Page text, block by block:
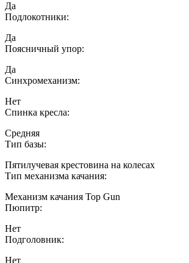
Да
Подлокотники:
Да
Поясничный упор:
Да
Синхромеханизм:
Нет
Спинка кресла:
Средняя
Тип базы:
Пятилучевая крестовина на колесах
Тип механизма качания:
Механизм качания Top Gun
Пюпитр:
Нет
Подголовник:
Нет